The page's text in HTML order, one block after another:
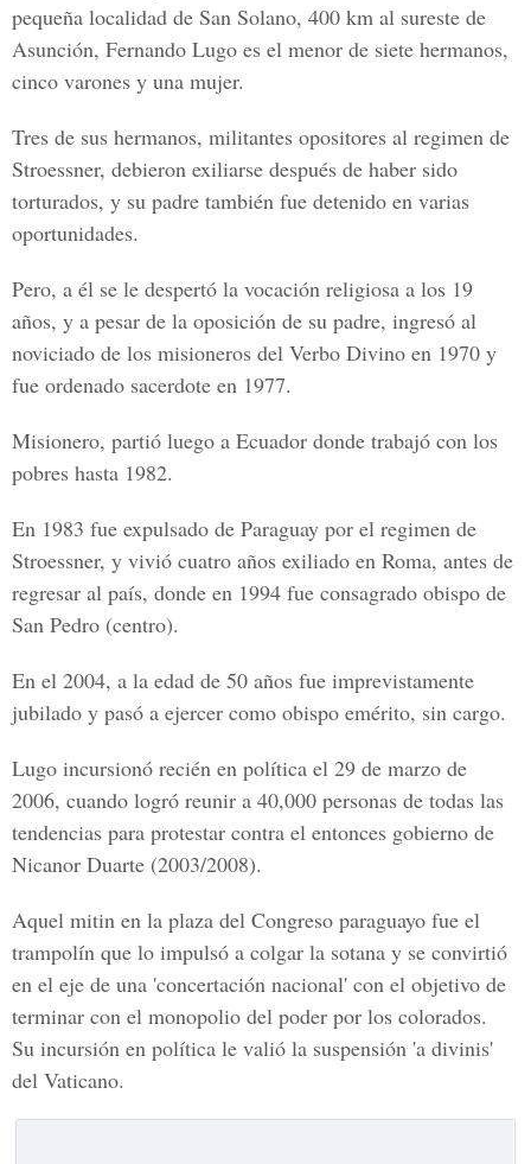
pequeña localidad de San Solano, 400 km al sureste de
Asunción, Fernando Lugo es el menor de siete hermanos,
cinco varones y una mujer.
Tres de sus hermanos, militantes opositores al regimen de
Stroessner, debieron exiliarse después de haber sido
torturados, y su padre también fue detenido en varias
oportunidades.
Pero, a él se le despertó la vocación religiosa a los 19
años, y a pesar de la oposición de su padre, ingresó al
noviciado de los misioneros del Verbo Divino en 1970 y
fue ordenado sacerdote en 1977.
Misionero, partió luego a Ecuador donde trabajó con los
pobres hasta 1982.
En 1983 fue expulsado de Paraguay por el regimen de
Stroessner, y vivió cuatro años exiliado en Roma, antes de
regresar al país, donde en 1994 fue consagrado obispo de
San Pedro (centro).
En el 2004, a la edad de 50 años fue imprevistamente
jubilado y pasó a ejercer como obispo emérito, sin cargo.
Lugo incursionó recién en política el 29 de marzo de
2006, cuando logró reunir a 40,000 personas de todas las
tendencias para protestar contra el entonces gobierno de
Nicanor Duarte (2003/2008).
Aquel mitin en la plaza del Congreso paraguayo fue el
trampolín que lo impulsó a colgar la sotana y se convirtió
en el eje de una 'concertación nacional' con el objetivo de
terminar con el monopolio del poder por los colorados.
Su incursión en política le valió la suspensión 'a divinis'
del Vaticano.